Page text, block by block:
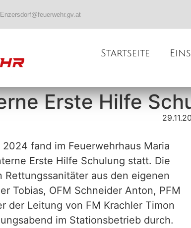
Startseite
Erste Hilfe
fand im Feuerwehrhaus Maria
Erste Hilfe Schulung statt. Die
Rettungssanitäter aus den eigenen
Tobias, OFM Schneider Anton, PFM
der Leitung von FM Krachler Timon
im Stationsbetrieb durch.